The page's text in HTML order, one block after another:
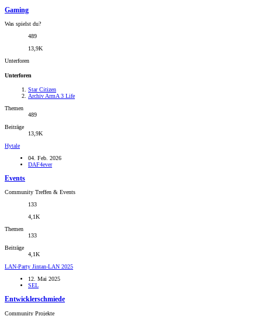
Gaming
Was spielst du?
489
13,9K
Unterforen
Unterforen
Star Citizen
Archiv ArmA 3 Life
Themen
489
Beiträge
13,9K
Hytale
04. Feb. 2026
DAF4ever
Events
Community Treffen & Events
133
4,1K
Themen
133
Beiträge
4,1K
LAN-Party Jintan-LAN 2025
12. Mai 2025
SEL
Entwicklerschmiede
Community Projekte